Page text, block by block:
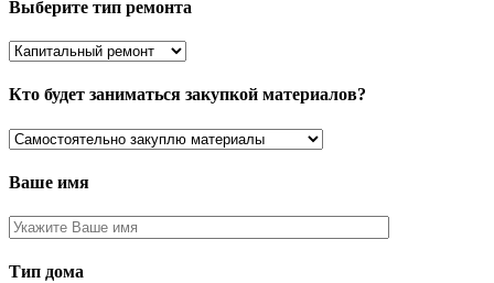
Выберите тип ремонта
Кто будет заниматься закупкой материалов?
Ваше имя
Тип дома